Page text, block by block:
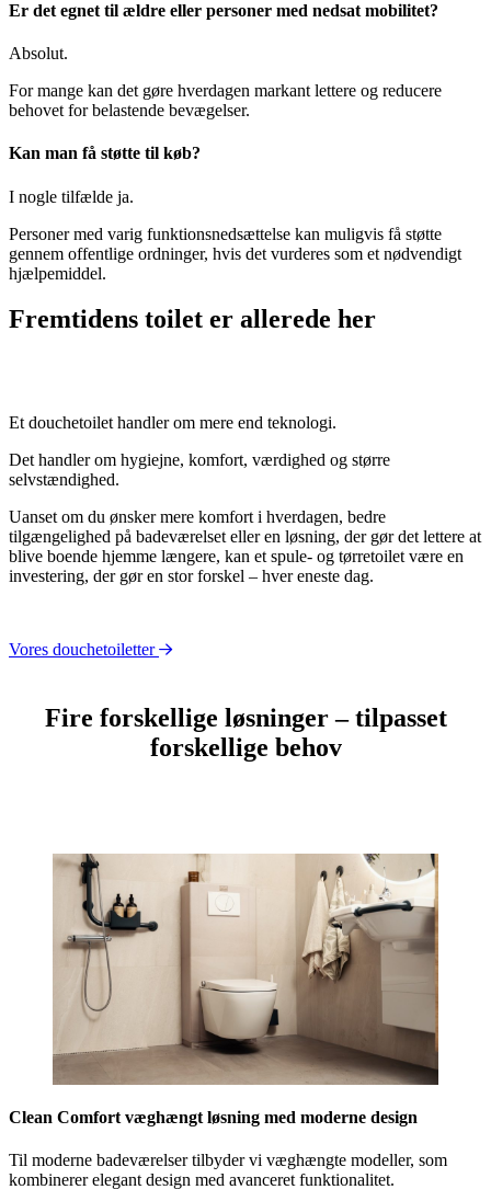
Er det egnet til ældre eller personer med nedsat mobilitet?
Absolut.
For mange kan det gøre hverdagen markant lettere og reducere
behovet for belastende bevægelser.
Kan man få støtte til køb?
I nogle tilfælde ja.
Personer med varig funktionsnedsættelse kan muligvis få støtte
gennem offentlige ordninger, hvis det vurderes som et nødvendigt
hjælpemiddel.
Fremtidens toilet er allerede her
Et douchetoilet handler om mere end teknologi.
Det handler om hygiejne, komfort, værdighed og større
selvstændighed.
Uanset om du ønsker mere komfort i hverdagen, bedre
tilgængelighed på badeværelset eller en løsning, der gør det lettere at
blive boende hjemme længere, kan et spule- og tørretoilet være en
investering, der gør en stor forskel – hver eneste dag.
Vores douchetoiletter
Fire forskellige løsninger – tilpasset
forskellige behov
Clean Comfort væghængt løsning med moderne design
Til moderne badeværelser tilbyder vi væghængte modeller, som
kombinerer elegant design med avanceret funktionalitet.